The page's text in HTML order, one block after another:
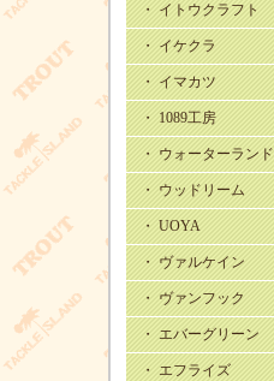
・ イトウクラフト
・ イケクラ
・ イマカツ
・ 1089工房
・ ウォーターランド
・ ウッドリーム
・ UOYA
・ ヴァルケイン
・ ヴァンフック
・ エバーグリーン
・ エフライズ